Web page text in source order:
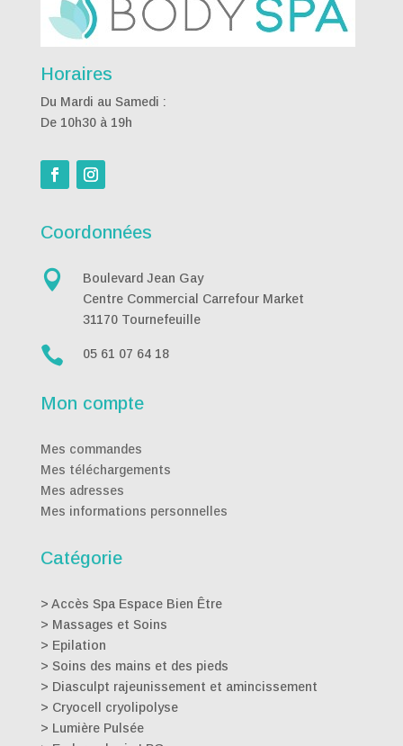
Horaires
Du Mardi au Samedi :
De 10h30 à 19h
Coordonnées

Boulevard Jean Gay
Centre Commercial Carrefour Market
31170 Tournefeuille
 05 61 07 64 18
Mon compte
Mes commandes
Mes téléchargements
Mes adresses
Mes informations personnelles
Catégorie
> Accès Spa Espace Bien Être
> Massages et Soins
> Epilation
> Soins des mains et des pieds
> Diasculpt rajeunissement et amincissement
> Cryocell cryolipolyse
> Lumière Pulsée